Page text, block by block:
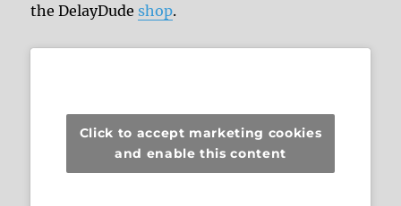
the DelayDude shop.
Click to accept marketing cookies
and enable this content